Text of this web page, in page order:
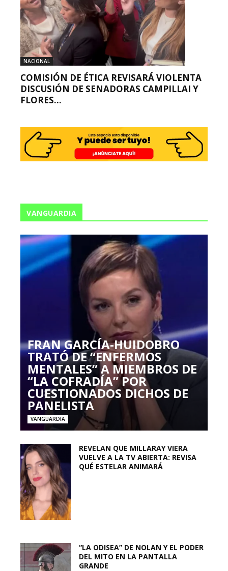
NACIONAL
COMISIÓN DE ÉTICA REVISARÁ VIOLENTA
DISCUSIÓN DE SENADORAS CAMPILLAI Y
FLORES...
VANGUARDIA
FRAN GARCÍA-HUIDOBRO
TRATÓ DE “ENFERMOS
MENTALES” A MIEMBROS DE
“LA COFRADÍA” POR
CUESTIONADOS DICHOS DE
PANELISTA
VANGUARDIA
REVELAN QUE MILLARAY VIERA
VUELVE A LA TV ABIERTA: REVISA
QUÉ ESTELAR ANIMARÁ
“LA ODISEA” DE NOLAN Y EL PODER
DEL MITO EN LA PANTALLA
GRANDE